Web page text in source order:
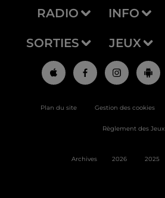
RADIO INFO
SORTIES JEUX
Plan du site Gestion des cookies
Règlement des Jeux
Archives 2026 2025